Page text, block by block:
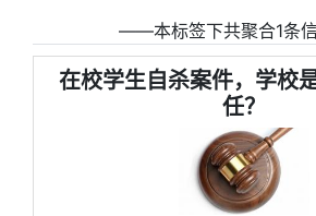
――本标签下共聚合1条
在校学生自杀案件，学校
任？